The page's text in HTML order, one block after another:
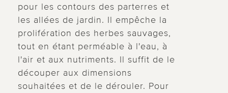
pour les contours des parterres et
les allées de jardin. Il empêche la
prolifération des herbes sauvages,
tout en étant perméable à l'eau, à
l'air et aux nutriments. Il suffit de le
découper aux dimensions
souhaitées et de le dérouler. Pour